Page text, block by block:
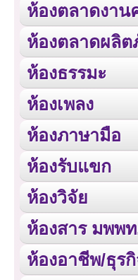
ห้องตลาดงาน
ห้องตลาดผลิ
ห้องธรรมะ
ห้องเพลง
ห้องภาษามือ
ห้องรับแขก
ห้องวิจัย
ห้องสาร มพพ
ห้องอาชีพ/ธุร